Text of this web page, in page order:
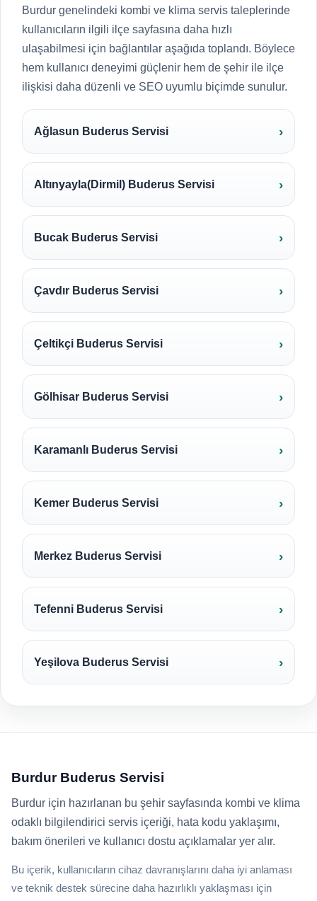
Burdur genelindeki kombi ve klima servis taleplerinde
kullanıcıların ilgili ilçe sayfasına daha hızlı
ulaşabilmesi için bağlantılar aşağıda toplandı. Böylece
hem kullanıcı deneyimi güçlenir hem de şehir ile ilçe
ilişkisi daha düzenli ve SEO uyumlu biçimde sunulur.
Ağlasun Buderus Servisi
Altınyayla(Dirmil) Buderus Servisi
Bucak Buderus Servisi
Çavdır Buderus Servisi
Çeltikçi Buderus Servisi
Gölhisar Buderus Servisi
Karamanlı Buderus Servisi
Kemer Buderus Servisi
Merkez Buderus Servisi
Tefenni Buderus Servisi
Yeşilova Buderus Servisi
Burdur Buderus Servisi
Burdur için hazırlanan bu şehir sayfasında kombi ve klima
odaklı bilgilendirici servis içeriği, hata kodu yaklaşımı,
bakım önerileri ve kullanıcı dostu açıklamalar yer alır.
Bu içerik, kullanıcıların cihaz davranışlarını daha iyi anlaması
ve teknik destek sürecine daha hazırlıklı yaklaşması için